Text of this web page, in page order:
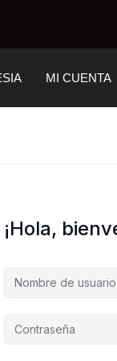
MI CUENTA
¡Hola,